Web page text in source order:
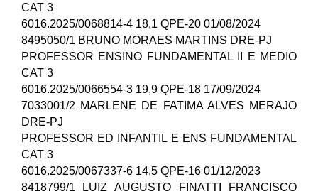
CAT 3
6016.2025/0068814-4 18,1 QPE-20 01/08/2024
8495050/1 BRUNO MORAES MARTINS DRE-PJ
PROFESSOR ENSINO FUNDAMENTAL II E MEDIO
CAT 3
6016.2025/0066554-3 19,9 QPE-18 17/09/2024
7033001/2 MARLENE DE FATIMA ALVES MERAJO
DRE-PJ
PROFESSOR ED INFANTIL E ENS FUNDAMENTAL
CAT 3
6016.2025/0067337-6 14,5 QPE-16 01/12/2023
8418799/1 LUIZ AUGUSTO FINATTI FRANCISCO